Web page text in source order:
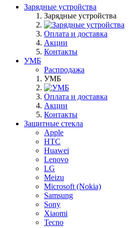
Зарядные устройства
Зарядные устройства
Оплата и доставка
Акции
Контакты
УМБ
Распродажа
УМБ
Оплата и доставка
Акции
Контакты
Защитные стекла
Apple
HTC
Huawei
Lenovo
LG
Meizu
Microsoft (Nokia)
Samsung
Sony
Xiaomi
Tecno